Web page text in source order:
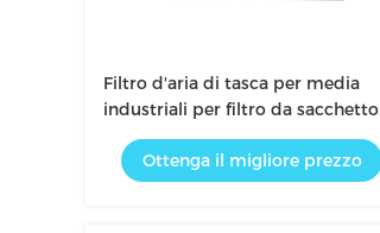
Filtro d'aria di tasca per media
industriali per filtro da sacchetto
Ahu
Ottenga il migliore prezzo